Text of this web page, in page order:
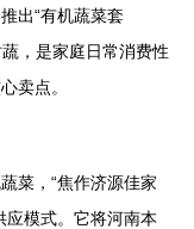
出“有机蔬菜套
，是家庭日常消费性
卖点。
菜，“焦作济源佳家
应模式。它将河南本